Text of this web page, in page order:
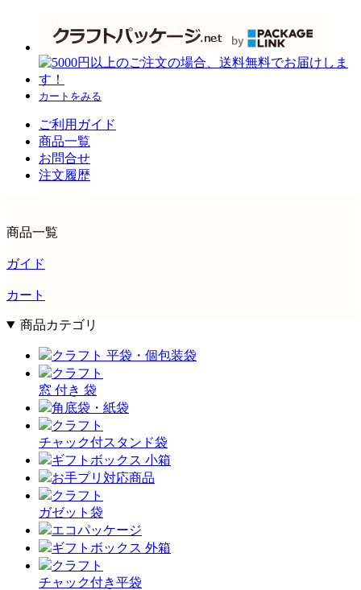
カートをみる
ご利用ガイド
商品一覧
お問合せ
注文履歴
商品一覧
ガイド
カート
商品カテゴリ
クラフト 平袋・個包装袋
クラフト
窓 付き 袋
角底袋・紙袋
クラフト
チャック付スタンド袋
ギフトボックス 小箱
お手プリ対応商品
クラフト
ガゼット袋
エコパッケージ
ギフトボックス 外箱
クラフト
チャック付き平袋